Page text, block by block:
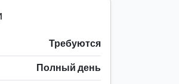
Требуются
Полный день